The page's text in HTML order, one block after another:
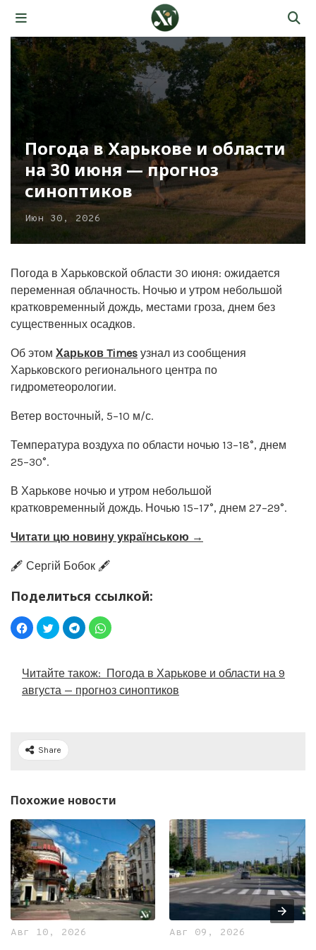
Погода в Харькове и области
на 30 июня — прогноз
синоптиков
Июн 30, 2026
Погода в Харьковской области 30 июня: ожидается
переменная облачность. Ночью и утром небольшой
кратковременный дождь, местами гроза, днем без
существенных осадков.
Об этом Харьков Times узнал из сообщения
Харьковского регионального центра по
гидрометеорологии.
Ветер восточный, 5–10 м/с.
Температура воздуха по области ночью 13–18°, днем
25–30°.
В Харькове ночью и утром небольшой
кратковременный дождь. Ночью 15–17°, днем 27–29°.
Читати цю новину українською →
🖋️ Сергій Бобок 🖋️
Поделиться ссылкой:
Читайте також: Погода в Харькове и области на 9
августа — прогноз синоптиков
Share
Похожие новости
Авг 10, 2026 Авг 09, 2026